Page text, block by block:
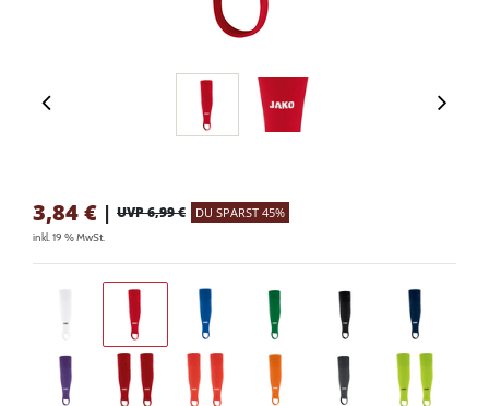
3,84€ | UVP 6,99 € DU SPARST 45%
inkl. 19 % MwSt.